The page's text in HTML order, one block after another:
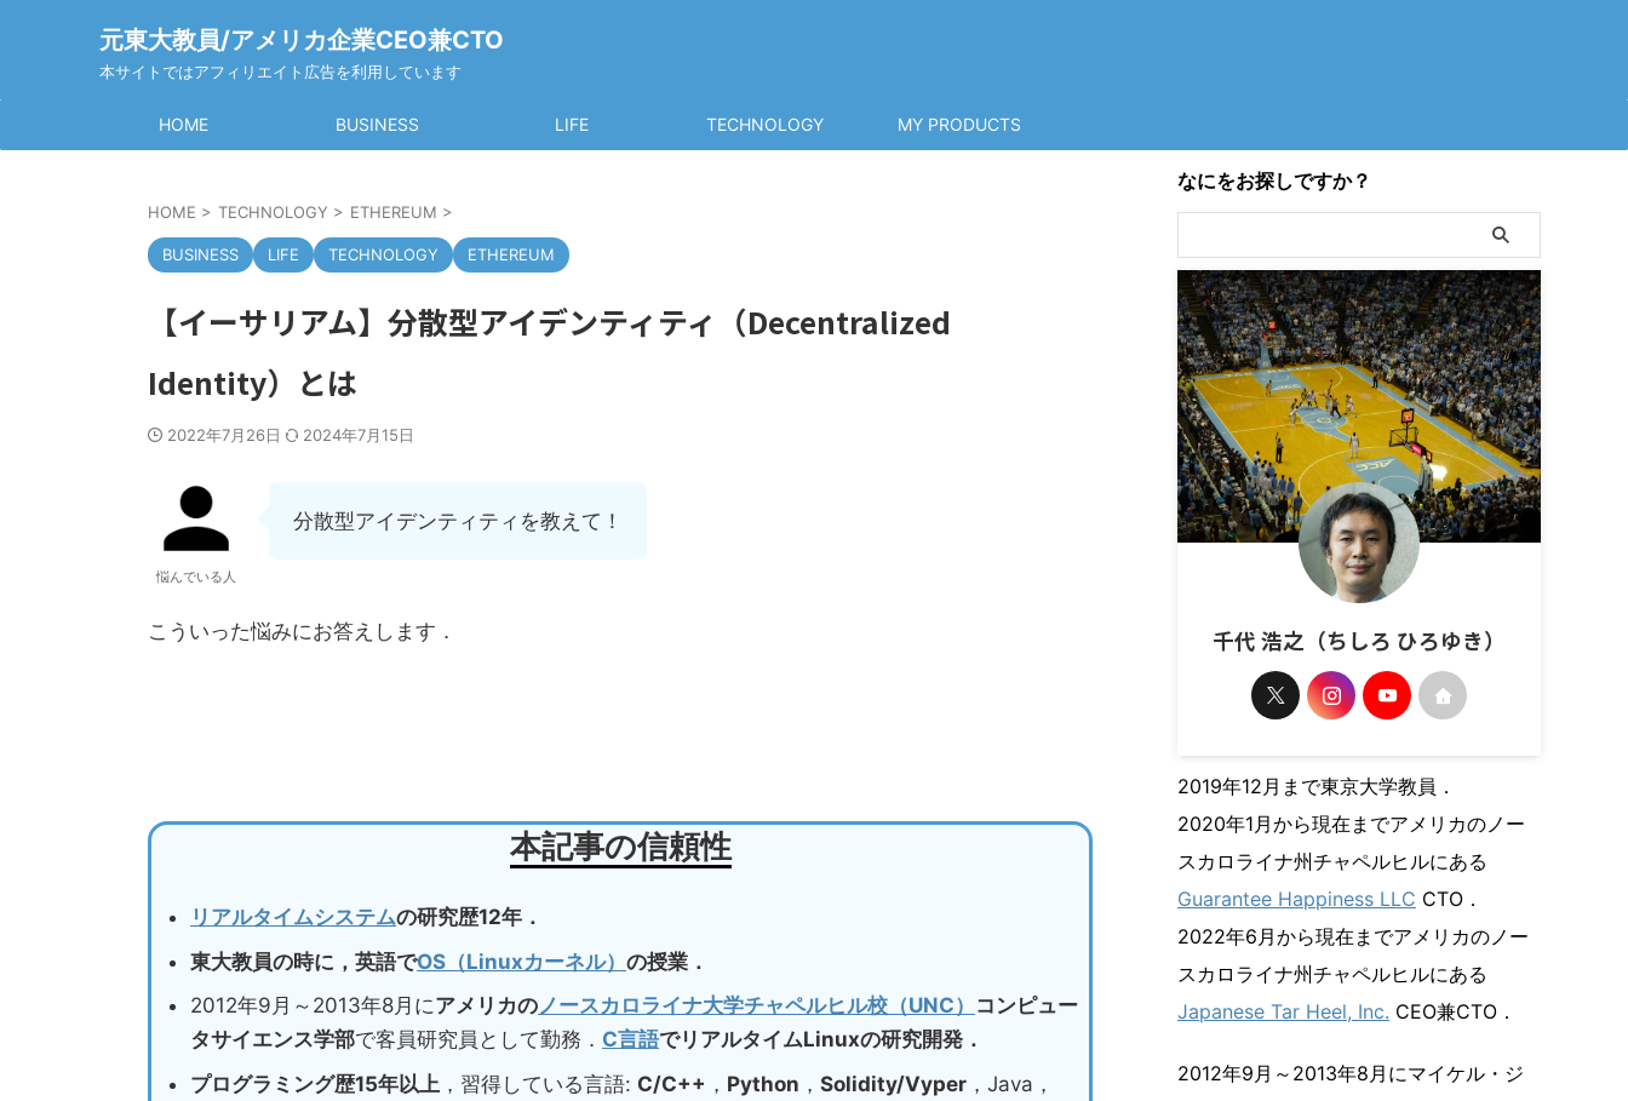
元東大教員/アメリカ企業CEO兼CTO
本サイトではアフィリエイト広告を利用しています
HOME BUSINESS LIFE TECHNOLOGY MY PRODUCTS
HOME > TECHNOLOGY > ETHEREUM >
BUSINESS LIFE TECHNOLOGY ETHEREUM
【イーサリアム】分散型アイデンティティ（Decentralized
Identity）とは
2022年7月26日 2024年7月15日
悩んでいる人
分散型アイデンティティを教えて！
こういった悩みにお答えします．
本記事の信頼性
リアルタイムシステムの研究歴12年．
東大教員の時に，英語でOS（Linuxカーネル） の授業．
2012年9月～2013年8月にアメリカのノースカロライナ大学チャペルヒル校（UNC） コンピュー
タサイエンス学部で客員研究員として勤務． C言語でリアルタイムLinuxの研究開発．
プログラミング歴15年以上 ，習得している言語: C/C++ ， Python ， Solidity/Vyper ，Java，
なにをお探しですか？
千代 浩之（ちしろ ひろゆき）
2019年12月まで東京大学教員．
2020年1月から現在までアメリカのノー
スカロライナ州チャペルヒルにある
Guarantee Happiness LLC CTO．
2022年6月から現在までアメリカのノー
スカロライナ州チャペルヒルにある
Japanese Tar Heel, Inc. CEO兼CTO．
2012年9月～2013年8月にマイケル・ジ